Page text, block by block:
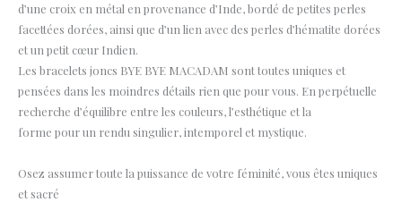
d’une croix en métal en provenance d’Inde, bordé de petites perles
facettées dorées, ainsi que d’un lien avec des perles d’hématite dorées
et un petit cœur Indien.
Les bracelets joncs BYE BYE MACADAM sont toutes uniques et
pensées dans les moindres détails rien que pour vous. En perpétuelle
recherche d’équilibre entre les couleurs, l’esthétique et la
forme pour un rendu singulier, intemporel et mystique.
Osez assumer toute la puissance de votre féminité, vous êtes uniques
et sacré